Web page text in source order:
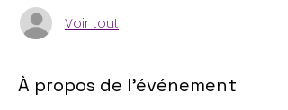
Voir tout
À propos de l'événement